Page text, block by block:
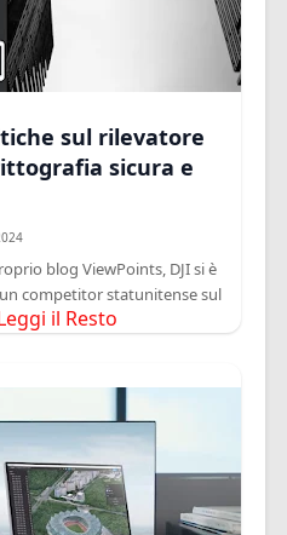
sul rilevatore
sicura e
blog ViewPoints, DJI si è
competitor statunitense sul
il Resto